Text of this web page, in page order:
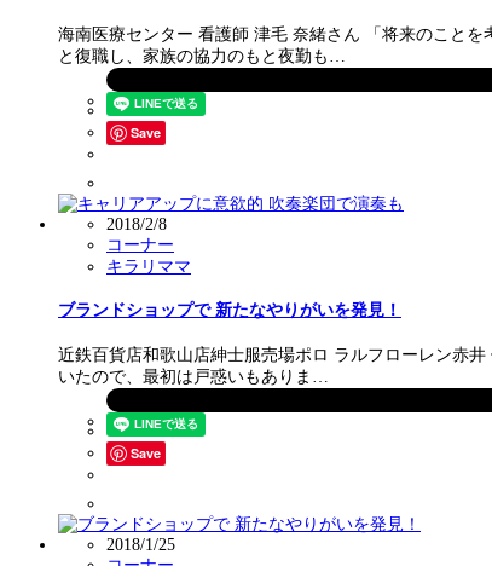
海南医療センター 看護師 津毛 奈緒さん 「将来のこと
と復職し、家族の協力のもと夜勤も…
Save
2018/2/8
コーナー
キラリママ
ブランドショップで 新たなやりがいを発見！
近鉄百貨店和歌山店紳士服売場ポロ ラルフローレン赤
いたので、最初は戸惑いもありま…
Save
2018/1/25